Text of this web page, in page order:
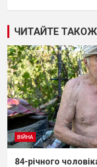
ЧИТАЙТЕ ТАКОЖ
ВІЙНА
84-річного